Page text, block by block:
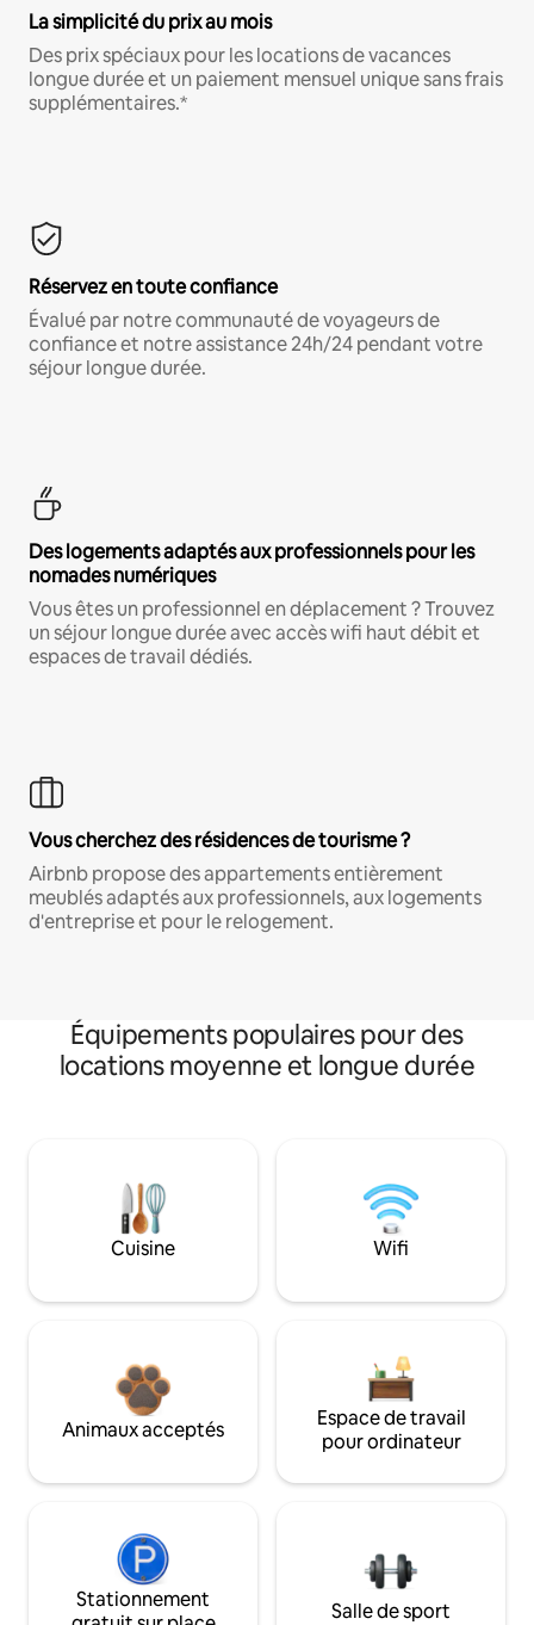
La simplicité du prix au mois
Des prix spéciaux pour les locations de vacances
longue durée et un paiement mensuel unique sans frais
supplémentaires.*
Réservez en toute confiance
Évalué par notre communauté de voyageurs de
confiance et notre assistance 24h/24 pendant votre
séjour longue durée.
Des logements adaptés aux professionnels pour les
nomades numériques
Vous êtes un professionnel en déplacement ? Trouvez
un séjour longue durée avec accès wifi haut débit et
espaces de travail dédiés.
Vous cherchez des résidences de tourisme ?
Airbnb propose des appartements entièrement
meublés adaptés aux professionnels, aux logements
d'entreprise et pour le relogement.
Équipements populaires pour des
locations moyenne et longue durée
Cuisine Wifi
Animaux acceptés
Espace de travail
pour ordinateur
Stationnement
Salle de sport